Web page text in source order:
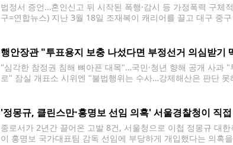
법정서 증언…혼인신고 뒤 시작된 폭행·감시 등 가정폭력 구체
구=연합뉴스) 지난 3월 18일 조재복이 캐리어를 끌고 대구 중
행안장관 "투표용지 보충 나섰다면 부정선거 의심받기
"심각한 참정권 침해 뼈아픈 대목"…국민·청년 향해 공개 사과
로" 잠실 개표소 시위엔 "불법행위는 수사…강제해산은 판단
'정몽규, 클린스만·홍명보 선임 의혹' 서울경찰청이 직
종로서가 2년간 끌어온 고발 8건, 서울청으로 이첩 정몽규 대
이 홍명보 국가대표팀 감독 선임에 부당하게 개입했다는 의혹